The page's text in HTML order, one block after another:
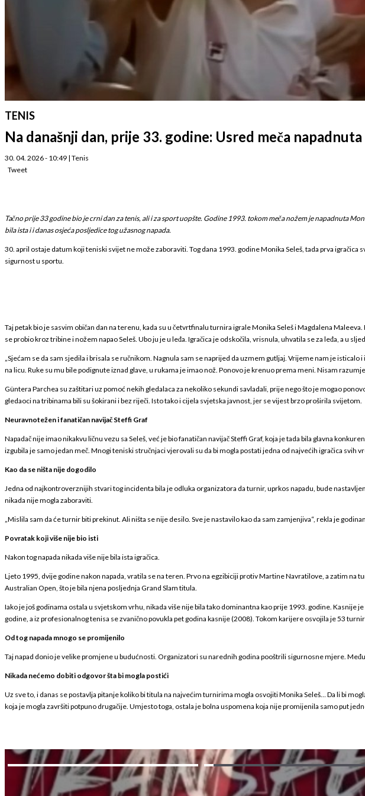
TENIS
Na današnji dan, prije 33. godine: Usred meča
30. 04. 2026 - 10:49 | Tenis
Tweet
Tačno prije 33 godine bio je crni dan za tenis, ali i za sport uopšte. Godine 1993. tokom meča nožem je napadnuta
bila ista i i danas osjeća posljedice tog užasnog napada.
30. april ostaje datum koji teniski svijet ne može zaboraviti. Tog dana 1993. godine Monika Seleš, tada prva
sigurnost u sportu.
Taj petak bio je sasvim običan dan na terenu, kada su u četvrtfinalu turnira igrale Monika Seleš i Magdalena
se probio kroz tribine i nožem napao Seleš. Ubo ju je u leđa. Igračica je odskočila, vrisnula, uhvatila se za leđa, a u
„Sjećam se da sam sjedila i brisala se ručnikom. Nagnula sam se naprijed da uzmem gutljaj. Vrijeme nam je
na licu. Ruke su mu bile podignute iznad glave, u rukama je imao nož. Ponovo je krenuo prema meni. Nisam
Güntera Parchea su zaštitari uz pomoć nekih gledalaca za nekoliko sekundi savladali, prije nego što je mogao
gledaoci na tribinama bili su šokirani i bez riječi. Isto tako i cijela svjetska javnost, jer se vijest brzo proširila svijetom.
Neuravnotežen i fanatičan navijač Steffi Graf
Napadač nije imao nikakvu ličnu vezu sa Seleš, već je bio fanatičan navijač Steffi Graf, koja je tada bila glavna
izgubila je samo jedan meč. Mnogi teniski stručnjaci vjerovali su da bi mogla postati jedna od najvećih igračica svih
Kao da se ništa nije dogodilo
Jedna od najkontroverznijih stvari tog incidenta bila je odluka organizatora da turnir, uprkos napadu, bude
nikada nije mogla zaboraviti.
„Mislila sam da će turnir biti prekinut. Ali ništa se nije desilo. Sve je nastavilo kao da sam zamjenjiva“, rekla je
Povratak koji više nije bio isti
Nakon tog napada nikada više nije bila ista igračica.
Ljeto 1995, dvije godine nakon napada, vratila se na teren. Prvo na egzibiciji protiv Martine Navratilove, a zatim
Australian Open, što je bila njena posljednja Grand Slam titula.
Iako je još godinama ostala u svjetskom vrhu, nikada više nije bila tako dominantna kao prije 1993. godine.
godine, a iz profesionalnog tenisa se zvanično povukla pet godina kasnije (2008). Tokom karijere osvojila je 53
Od tog napada mnogo se promijenilo
Taj napad donio je velike promjene u budućnosti. Organizatori su narednih godina pooštrili sigurnosne mjere.
Nikada nećemo dobiti odgovor šta bi mogla postići
Uz sve to, i danas se postavlja pitanje koliko bi titula na najvećim turnirima mogla osvojiti Monika Seleš… Da li bi
koja je mogla završiti potpuno drugačije. Umjesto toga, ostala je bolna uspomena koja nije promijenila samo put